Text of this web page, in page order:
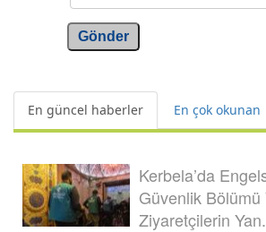
Gönder
En güncel haberler En çok okunan
Kerbela’da
Güvenlik Bölümü
Ziyaretçilerin